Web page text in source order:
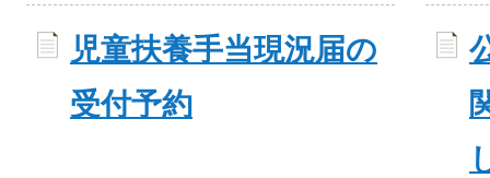
児童扶養手当現況届の
受付予約